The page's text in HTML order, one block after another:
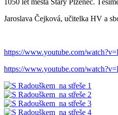
Jaroslava Čejková, učitelka HV a
https://www.youtube.com/
https://www.youtube.com/